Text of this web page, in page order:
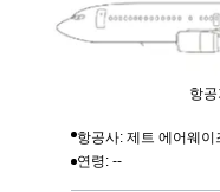
항
항공사: 제트 에어웨이
연령: --